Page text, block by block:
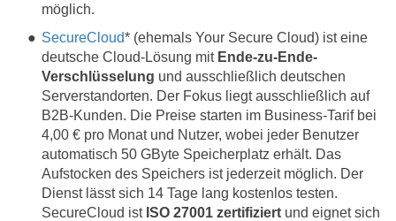
möglich.
SecureCloud* (ehemals Your Secure Cloud) ist eine
deutsche Cloud-Lösung mit Ende-zu-Ende-
Verschlüsselung und ausschließlich deutschen
Serverstandorten. Der Fokus liegt ausschließlich auf
B2B-Kunden. Die Preise starten im Business-Tarif bei
4,00 € pro Monat und Nutzer, wobei jeder Benutzer
automatisch 50 GByte Speicherplatz erhält. Das
Aufstocken des Speichers ist jederzeit möglich. Der
Dienst lässt sich 14 Tage lang kostenlos testen.
SecureCloud ist ISO 27001 zertifiziert und eignet sich